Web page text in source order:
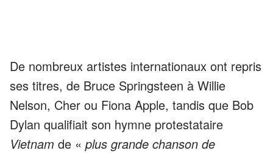
De nombreux artistes internationaux ont repris
ses titres, de Bruce Springsteen à Willie
Nelson, Cher ou Fiona Apple, tandis que Bob
Dylan qualifiait son hymne protestataire
Vietnam de « plus grande chanson de